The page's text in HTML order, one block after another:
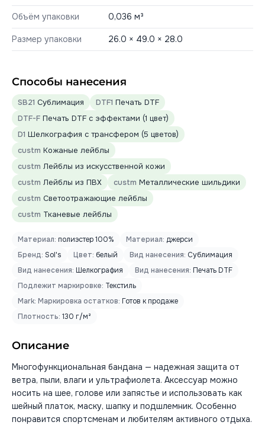
Объём упаковки 0,036 м³
Размер упаковки 26.0 × 49.0 × 28.0
Способы нанесения
SB21 Сублимация DTF1 Печать DTF
DTF-F Печать DTF с эффектами (1 цвет)
D1 Шелкография с трансфером (5 цветов)
custm Кожаные лейблы
custm Лейблы из искусственной кожи
custm Лейблы из ПВХ custm Металлические шильдики
custm Светоотражающие лейблы
custm Тканевые лейблы
Материал: полиэстер 100% Материал: джерси
Бренд: Sol's Цвет: белый Вид нанесения: Сублимация
Вид нанесения: Шелкография Вид нанесения: Печать DTF
Подлежит маркировке: Текстиль
Mark: Маркировка остатков: Готов к продаже
Плотность: 130 г/м²
Описание
Многофункциональная бандана — надежная защита от
ветра, пыли, влаги и ультрафиолета. Аксессуар можно
носить на шее, голове или запястье и использовать как
шейный платок, маску, шапку и подшлемник. Особенно
понравится спортсменам и любителям активного отдыха.